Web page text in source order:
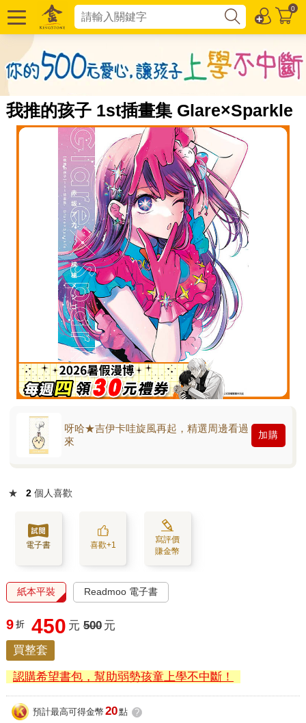
0
我推的孩子 1st插畫集 Glare×Sparkle
呀哈★吉伊卡哇旋風再起，精選周邊看過
來
加購
★ 2 個人喜歡
電子書 喜歡+1
寫評價
賺金幣
紙本平裝 Readmoo 電子書
9 折 450 元 500 元
買整套
認購希望書包，幫助弱勢孩童上學不中斷！
預計最高可得金幣 20點 ?